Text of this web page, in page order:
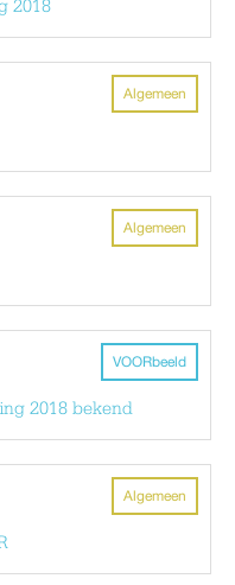
2018
Algemeen
Algemeen
VOORbeeld
2018 bekend
Algemeen